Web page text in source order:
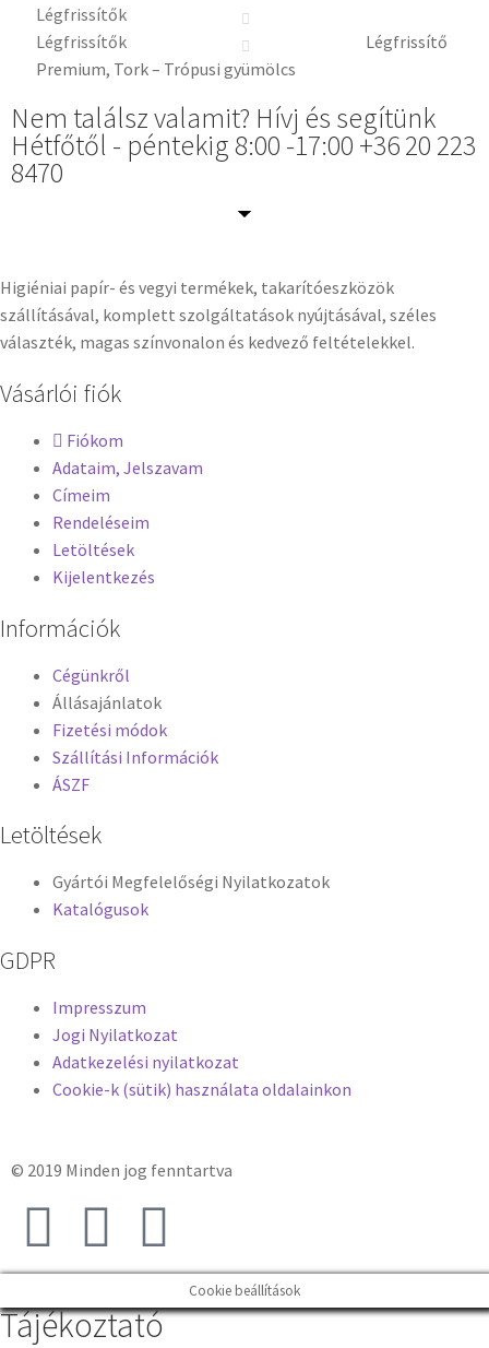
Légfrissítők
Légfrissítők
Légfrissítő
Premium, Tork – Trópusi gyümölcs
Nem találsz valamit? Hívj és segítünk
Hétfőtől - péntekig 8:00 -17:00 +36 20 223
8470
Higiéniai papír- és vegyi termékek, takarítóeszközök
szállításával, komplett szolgáltatások nyújtásával, széles
választék, magas színvonalon és kedvező feltételekkel.
Vásárlói fiók
Fiókom
Adataim, Jelszavam
Címeim
Rendeléseim
Letöltések
Kijelentkezés
Információk
Cégünkről
Állásajánlatok
Fizetési módok
Szállítási Információk
ÁSZF
Letöltések
Gyártói Megfelelőségi Nyilatkozatok
Katalógusok
GDPR
Impresszum
Jogi Nyilatkozat
Adatkezelési nyilatkozat
Cookie-k (sütik) használata oldalainkon
© 2019 Minden jog fenntartva
Cookie beállítások
Tájékoztató